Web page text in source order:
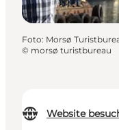
Website
Foto: Morsø
© morsø turistbureau